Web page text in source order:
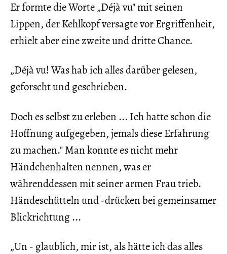
Er formte die Worte „Déjà vu" mit seinen
Lippen, der Kehlkopf versagte vor Ergriffenheit,
erhielt aber eine zweite und dritte Chance.
„Déjà vu! Was hab ich alles darüber gelesen,
geforscht und geschrieben.
Doch es selbst zu erleben ... Ich hatte schon die
Hoffnung aufgegeben, jemals diese Erfahrung
zu machen." Man konnte es nicht mehr
Händchenhalten nennen, was er
währenddessen mit seiner armen Frau trieb.
Händeschütteln und -drücken bei gemeinsamer
Blickrichtung ...
„Un - glaublich, mir ist, als hätte ich das alles